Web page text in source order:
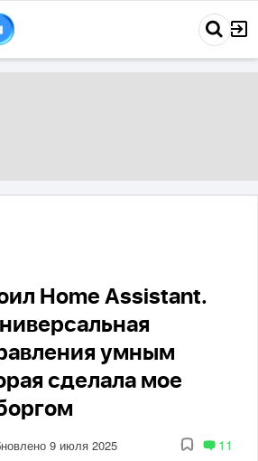
Home Assistant.
умным
сделала мое
9 июля 2025 11